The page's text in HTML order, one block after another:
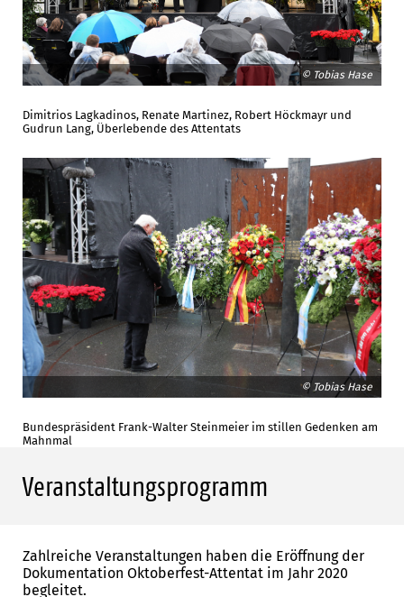
© Tobias Hase
Dimitrios Lagkadinos, Renate Martinez, Robert Höckmayr und
Gudrun Lang, Überlebende des Attentats
© Tobias Hase
Bundespräsident Frank-Walter Steinmeier im stillen Gedenken am
Mahnmal
Veranstaltungsprogramm
Zahlreiche Veranstaltungen haben die Eröffnung der
Dokumentation Oktoberfest-Attentat im Jahr 2020
begleitet.